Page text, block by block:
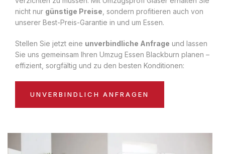
nicht nur günstige Preise , sondern profitieren auch von
unserer Best-Preis-Garantie in und um Essen.
Stellen Sie jetzt eine unverbindliche Anfrage und lassen
Sie uns gemeinsam Ihren Umzug Essen Blackburn planen –
effizient, sorgfältig und zu den besten Konditionen:
UNVERBINDLICH ANFRAGEN